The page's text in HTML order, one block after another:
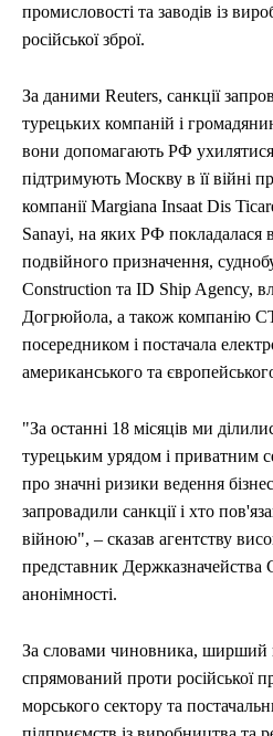
промисловості та заводів із
російської зброї.
За даними Reuters, санкції
турецьких компаній і
вони допомагають РФ ухилятися
підтримують Москву в її війні
компанії Margiana Insaat Dis
Sanayi, на яких РФ покладалася в
подвійного призначення,
Construction та ID Ship Agency,
Догрюйола, а також компанію
посередником і постачала
американського та
"За останні 18 місяців ми
турецьким урядом і приватним
про значні ризики ведення
запровадили санкції і хто
війною", – сказав агентству
представник
анонімності.
За словами чиновника, ширший
спрямований проти російської
морського сектору та